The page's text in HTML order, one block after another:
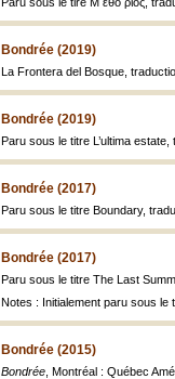
Bondrée (2019)
La Frontera del Bosque,
Bondrée (2019)
Paru sous le titre L’ultima
Bondrée (2017)
Paru sous le titre Boundary,
Bondrée (2017)
Paru sous le titre The Last
Notes : Initialement paru sous le
Bondrée (2015)
Bondrée , Montréal : Québec